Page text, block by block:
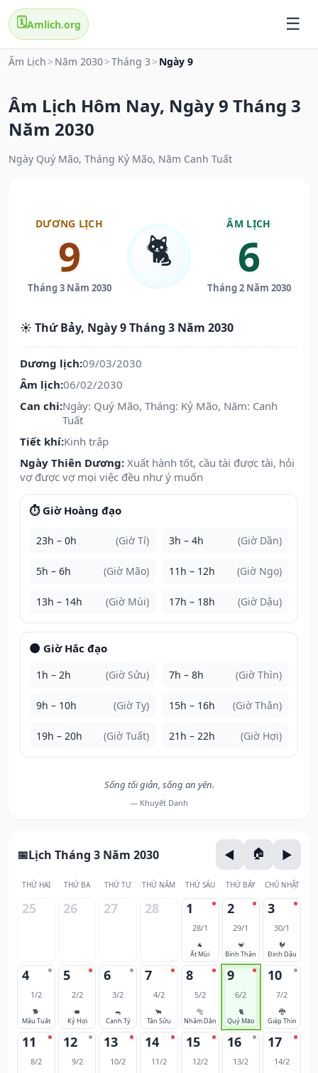
🗓️Amlich.org
Âm Lịch > Năm 2030>Tháng 3 > Ngày 9
Âm Lịch Hôm Nay, Ngày 9 Tháng 3
Năm 2030
Ngày Quý Mão, Tháng Kỷ Mão, Năm Canh Tuất
DƯƠNG LỊCH
9
Tháng 3 Năm 2030
🐈
ÂM LỊCH
6
Tháng 2 Năm 2030
☀️ Thứ Bảy, Ngày 9 Tháng 3 Năm 2030
Dương lịch:09/03/2030
Âm lịch:06/02/2030
Can chi:Ngày: Quý Mão, Tháng: Kỷ Mão, Năm: Canh
Tuất
Tiết khí:Kinh trập
Ngày Thiên Dương: Xuất hành tốt, cầu tài được tài, hỏi
vợ được vợ mọi việc đều như ý muốn
⏱️ Giờ Hoàng đạo
23h – 0h (Giờ Tí) 3h – 4h (Giờ Dần)
5h – 6h (Giờ Mão) 11h – 12h (Giờ Ngọ)
13h – 14h (Giờ Mùi) 17h – 18h (Giờ Dậu)
🌑 Giờ Hắc đạo
1h – 2h (Giờ Sửu) 7h – 8h (Giờ Thìn)
9h – 10h (Giờ Tỵ) 15h – 16h (Giờ Thân)
19h – 20h (Giờ Tuất) 21h – 22h (Giờ Hợi)
Sống tối giản, sống an yên.
— Khuyết Danh
Lịch Tháng 3 Năm 2030
THỨ HAI THỨ BA THỨ TƯ THỨ NĂM THỨ SÁU THỨ BẢY CHỦ NHẬT
25 26 27 28 1
28/1
🐐
Ất Mùi
2
29/1
🐒
Bính Thân
3
30/1
🐓
Đinh Dậu
4
1/2
🐕
Mậu Tuất
5
2/2
🐖
Kỷ Hợi
6
3/2
🐀
Canh Tý
7
4/2
🐂
Tân Sửu
8
5/2
🐅
Nhâm Dần
9
6/2
🐈
Quý Mão
10
7/2
🐉
Giáp Thìn
11
8/2
12
9/2
13
10/2
14
11/2
15
12/2
16
13/2
17
14/2